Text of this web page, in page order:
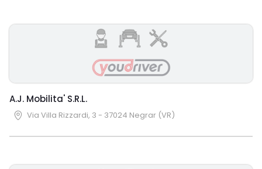
A.J. Mobilita' S.R.L.
Via Villa Rizzardi, 3 - 37024 Negrar (VR)